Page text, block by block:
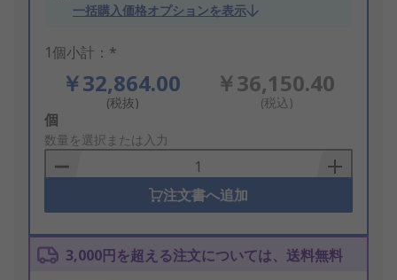
一括購入価格オプションを表示
1個小計：*
￥32,864.00
(税抜)
￥36,150.40
(税込)
Add
to
Basket
個
数量を選択または入力
注文書へ追加
3,000円を超える注文については、送料無料